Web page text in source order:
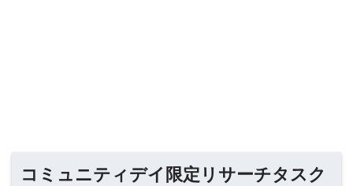
コミュニティデイ限定リサーチタスク